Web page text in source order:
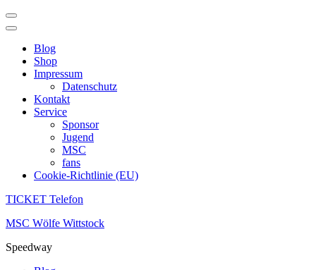
Blog
Shop
Impressum
Datenschutz
Kontakt
Service
Sponsor
Jugend
MSC
fans
Cookie-Richtlinie (EU)
TICKET Telefon
Zum
springen
MSC Wölfe Wittstock
Speedway